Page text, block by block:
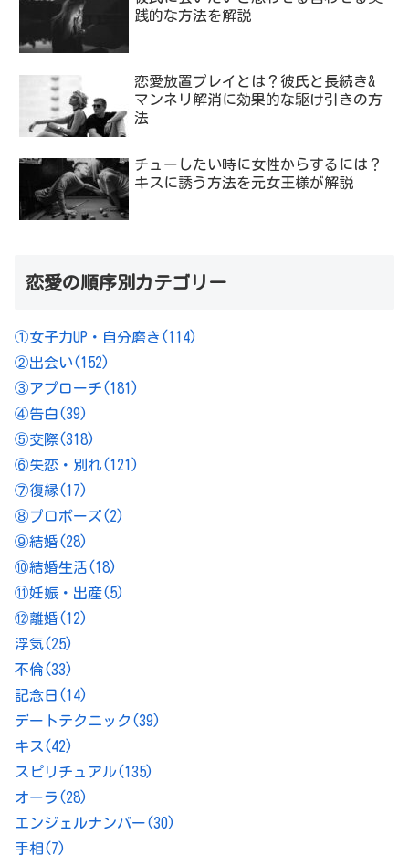
践的な方法を解説
恋愛放置プレイとは？彼氏と長続き&
マンネリ解消に効果的な駆け引きの方
法
チューしたい時に女性からするには？
キスに誘う方法を元女王様が解説
恋愛の順序別カテゴリー
①女子力UP・自分磨き (114)
②出会い(152)
③アプローチ(181)
④告白(39)
⑤交際(318)
⑥失恋・別れ(121)
⑦復縁(17)
⑧プロポーズ(2)
⑨結婚(28)
⑩結婚生活(18)
⑪妊娠・出産(5)
⑫離婚(12)
浮気(25)
不倫(33)
記念日 (14)
デートテクニック (39)
キス (42)
スピリチュアル(135)
オーラ (28)
エンジェルナンバー(30)
手相 (7)